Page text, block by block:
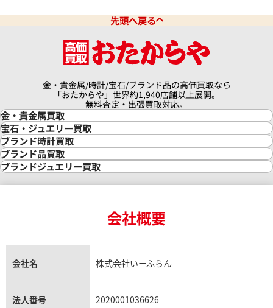
先頭へ戻る
金・貴金属/時計/宝石/ブランド品の高価買取なら
「おたからや」世界約1,940店舗以上展開。
無料査定・出張買取対応。
金・貴金属買取
金買取
金の相場価格情報
金の参考買取価格一覧
インゴット買取
インゴットの相場価格情報
24金買取
金貨買取
貴金属買取
銀・シルバー買取
パラジウム買取
宝石・ジュエリー買取
宝石・ジュエリー買取
ダイヤモンド買取
ダイヤモンド・宝石の参考価格一覧
リング・結婚指輪買取
エメラルド買取
トパーズ買取
タンザナイト買取
キャッツアイ買取
ブランド時計買取
時計買取
ロレックス買取
ロレックス デイトナ買取
ロレックス サブマリーナー買取
ロレックス エクスプローラー買取
ロレックス デイトジャスト買取
パテック フィリップノーチラス買取
ヴァシュロン・コンスタンタン買取
ブランド品買取
ブランド買取
シャネル マトラッセ買取
セリーヌ買取
ブランドジュエリー買取
ヴァンクリーフ＆アーペル買取
ショーメ買取
ダミアーニ買取
会社概要
会社名 株式会社いーふらん
法人番号 2020001036626